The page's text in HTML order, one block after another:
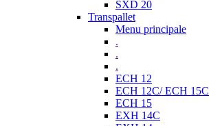
SXD 20
Transpallet
Menu principale
.
.
.
ECH 12
ECH 12C/ ECH 15C
ECH 15
EXH 14C